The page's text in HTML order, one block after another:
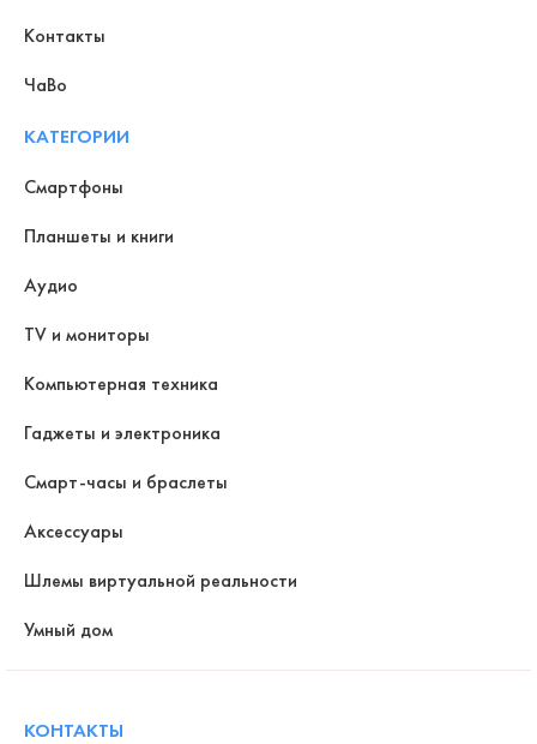
Контакты
ЧаВо
КАТЕГОРИИ
Смартфоны
Планшеты и книги
Аудио
TV и мониторы
Компьютерная техника
Гаджеты и электроника
Смарт-часы и браслеты
Аксессуары
Шлемы виртуальной реальности
Умный дом
КОНТАКТЫ